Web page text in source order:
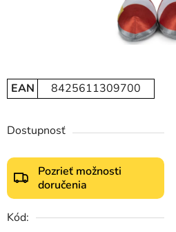
EAN 8425611309700
Dostupnosť
Pozrieť možnosti
doručenia
Kód: